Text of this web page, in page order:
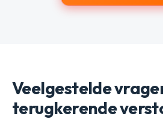
Veelgestelde
terugkerende